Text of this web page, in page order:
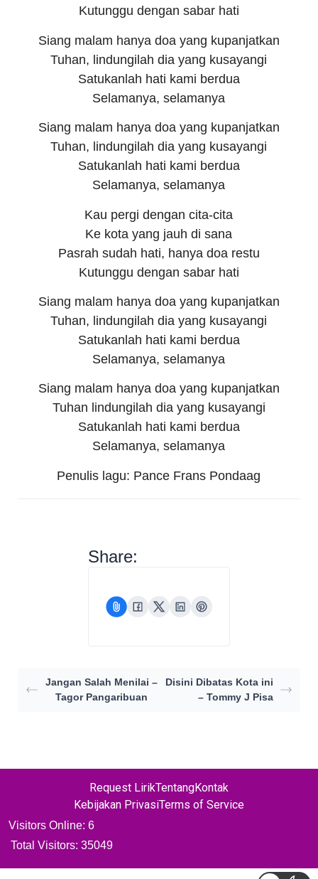
Kutunggu dengan sabar hati
Siang malam hanya doa yang kupanjatkan
Tuhan, lindungilah dia yang kusayangi
Satukanlah hati kami berdua
Selamanya, selamanya
Siang malam hanya doa yang kupanjatkan
Tuhan, lindungilah dia yang kusayangi
Satukanlah hati kami berdua
Selamanya, selamanya
Kau pergi dengan cita-cita
Ke kota yang jauh di sana
Pasrah sudah hati, hanya doa restu
Kutunggu dengan sabar hati
Siang malam hanya doa yang kupanjatkan
Tuhan, lindungilah dia yang kusayangi
Satukanlah hati kami berdua
Selamanya, selamanya
Siang malam hanya doa yang kupanjatkan
Tuhan lindungilah dia yang kusayangi
Satukanlah hati kami berdua
Selamanya, selamanya
Penulis lagu: Pance Frans Pondaag
Share:
Jangan Salah Menilai –
Tagor Pangaribuan
Disini Dibatas Kota ini
– Tommy J Pisa
Request LirikTentangKontak
Kebijakan PrivasiTerms of Service
Visitors Online: 6
Total Visitors: 35049